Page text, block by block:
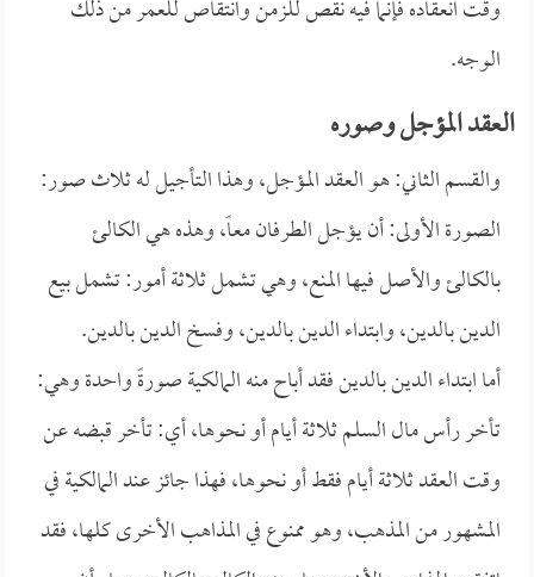
وقت انعقاده فإنما فيه نقص للزمن وانتقاص للعمر من ذلك
الوجه.
العقد المؤجل وصوره
والقسم الثاني: هو العقد المؤجل، وهذا التأجيل له ثلاث صور:
الصورة الأولى: أن يؤجل الطرفان معاً، وهذه هي الكالئ
بالكالئ والأصل فيها المنع، وهي تشمل ثلاثة أمور: تشمل بيع
الدين بالدين، وابتداء الدين بالدين، وفسخ الدين بالدين.
أما ابتداء الدين بالدين فقد أباح منه المالكية صورةً واحدة وهي:
تأخر رأس مال السلم ثلاثة أيام أو نحوها، أي: تأخر قبضه عن
وقت العقد ثلاثة أيام فقط أو نحوها، فهذا جائز عند المالكية في
المشهور من المذهب، وهو ممنوع في المذاهب الأخرى كلها، فقد